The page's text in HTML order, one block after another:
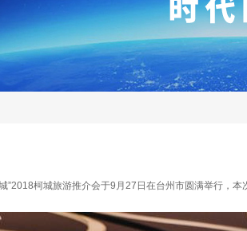
”2018柯城旅游推介会于9月27日在台州市圆满举行